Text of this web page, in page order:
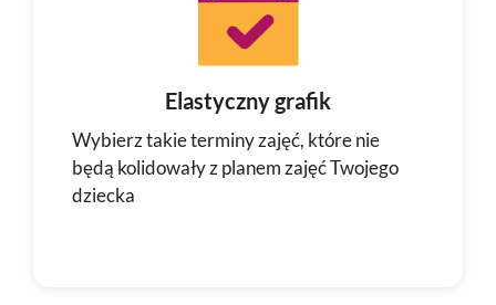
Elastyczny grafik
Wybierz takie terminy zajęć, które nie
będą kolidowały z planem zajęć Twojego
dziecka